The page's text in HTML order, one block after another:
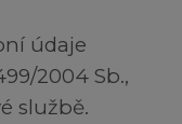
údaje
2004 Sb.,
službě.